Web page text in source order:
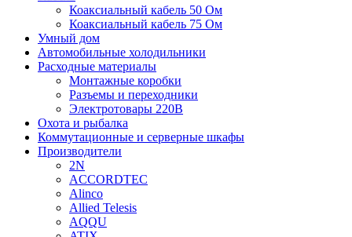
Коаксиальный кабель 50 Ом
Коаксиальный кабель 75 Ом
Умный дом
Автомобильные холодильники
Расходные материалы
Монтажные коробки
Разъемы и переходники
Электротовары 220В
Охота и рыбалка
Коммутационные и серверные шкафы
Производители
2N
ACCORDTEC
Alinco
Allied Telesis
AQQU